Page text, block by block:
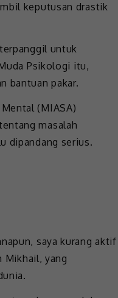
keputusan drastik
untuk
Psikologi itu,
bantuan pakar.
(MIASA)
masalah
dipandang serius.
saya kurang aktif
Mikhail, yang